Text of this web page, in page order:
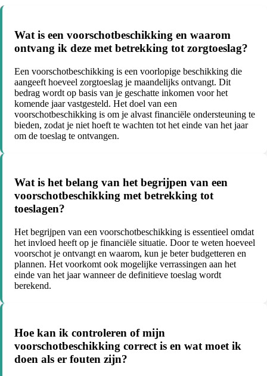
Wat is een voorschotbeschikking en waarom
ontvang ik deze met betrekking tot zorgtoeslag?
Een voorschotbeschikking is een voorlopige beschikking die
aangeeft hoeveel zorgtoeslag je maandelijks ontvangt. Dit
bedrag wordt op basis van je geschatte inkomen voor het
komende jaar vastgesteld. Het doel van een
voorschotbeschikking is om je alvast financiële ondersteuning te
bieden, zodat je niet hoeft te wachten tot het einde van het jaar
om de toeslag te ontvangen.
Wat is het belang van het begrijpen van een
voorschotbeschikking met betrekking tot
toeslagen?
Het begrijpen van een voorschotbeschikking is essentieel omdat
het invloed heeft op je financiële situatie. Door te weten hoeveel
voorschot je ontvangt en waarom, kun je beter budgetteren en
plannen. Het voorkomt ook mogelijke verrassingen aan het
einde van het jaar wanneer de definitieve toeslag wordt
berekend.
Hoe kan ik controleren of mijn
voorschotbeschikking correct is en wat moet ik
doen als er fouten zijn?